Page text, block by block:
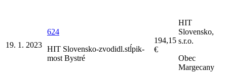
19. 1. 2023
624
HIT Slovensko-zvodidl.stĺpik-
most Bystré
194,15
€
HIT
Slovensko,
s.r.o.
Obec
Margecany